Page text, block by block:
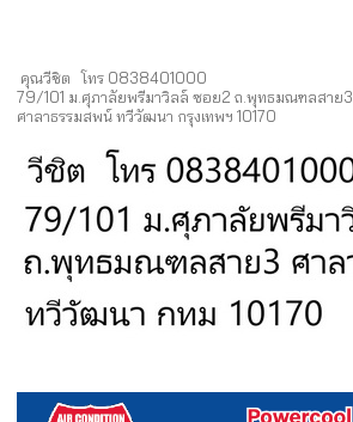
คุณวีชิต โทร 0838401000
79/101 ม.ศุภาลัยพรีมาวิลล์ ซอย2 ถ.พุทธมณฑลสาย3
ศาลาธรรมสพน์ ทวีวัฒนา กรุงเทพฯ 10170